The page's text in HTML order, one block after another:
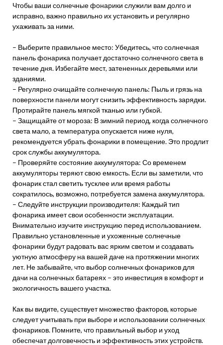
Чтобы ваши солнечные фонарики служили вам долго и
исправно, важно правильно их установить и регулярно
ухаживать за ними.
– Выберите правильное место: Убедитесь, что солнечная
панель фонарика получает достаточно солнечного света в
течение дня. Избегайте мест, затененных деревьями или
зданиями.
– Регулярно очищайте солнечную панель: Пыль и грязь на
поверхности панели могут снизить эффективность зарядки.
Протирайте панель мягкой тканью или губкой.
– Защищайте от мороза: В зимний период, когда солнечного
света мало, а температура опускается ниже нуля,
рекомендуется убрать фонарики в помещение. Это продлит
срок службы аккумулятора.
– Проверяйте состояние аккумулятора: Со временем
аккумуляторы теряют свою емкость. Если вы заметили, что
фонарик стал светить тусклее или время работы
сократилось, возможно, потребуется замена аккумулятора.
– Следуйте инструкции производителя: Каждый тип
фонарика имеет свои особенности эксплуатации.
Внимательно изучите инструкцию перед использованием.
Правильно установленные и ухоженные солнечные
фонарики будут радовать вас ярким светом и создавать
уютную атмосферу на вашей даче на протяжении многих
лет. Не забывайте, что выбор солнечных фонариков для
дачи на солнечных батареях – это инвестиция в комфорт и
экологичность вашего участка.
Как вы видите, существует множество факторов, которые
следует учитывать при выборе и использовании солнечных
фонариков. Помните, что правильный выбор и уход
обеспечат долговечность и эффективность этих устройств.